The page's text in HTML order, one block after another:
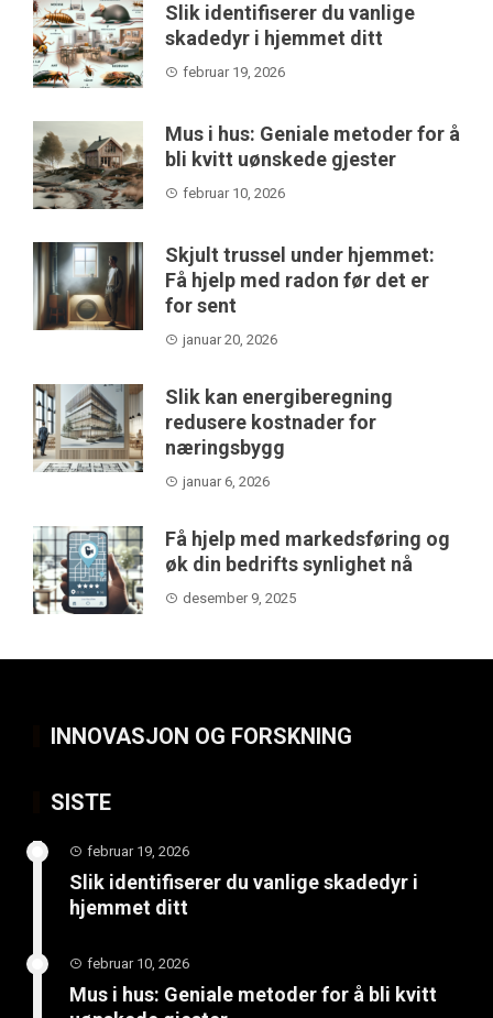
Slik identifiserer du vanlige
skadedyr i hjemmet ditt
februar 19, 2026
Mus i hus: Geniale metoder for å
bli kvitt uønskede gjester
februar 10, 2026
Skjult trussel under hjemmet:
Få hjelp med radon før det er
for sent
januar 20, 2026
Slik kan energiberegning
redusere kostnader for
næringsbygg
januar 6, 2026
Få hjelp med markedsføring og
øk din bedrifts synlighet nå
desember 9, 2025
INNOVASJON OG FORSKNING
SISTE
februar 19, 2026
Slik identifiserer du vanlige skadedyr i
hjemmet ditt
februar 10, 2026
Mus i hus: Geniale metoder for å bli kvitt